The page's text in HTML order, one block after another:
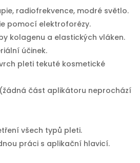
radiofrekvence, modré světlo.
pomocí elektroforézy.
kolagenu a elastických vláken.
účinek.
pleti tekuté kosmetické
část aplikátoru neprochází
všech typů pleti.
práci s aplikační hlavicí.